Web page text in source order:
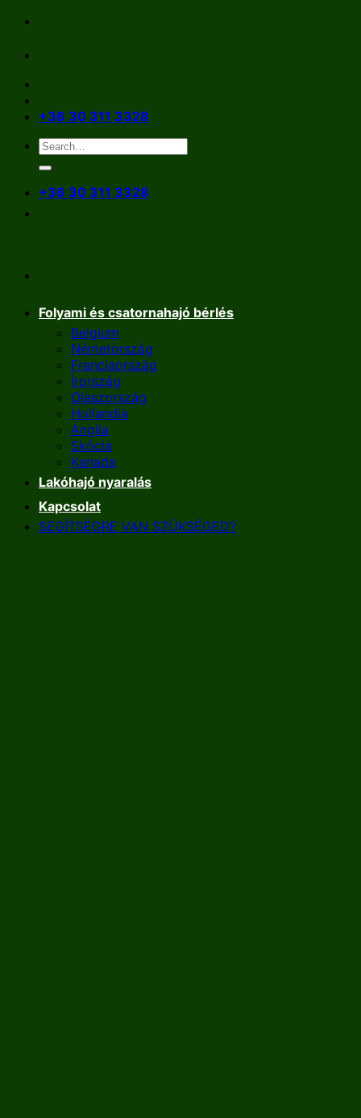
Skip
content
+36 30 311 3328
+36 30 311 3328
Folyami és csatornahajó bérlés
Belgium
Németország
Franciaország
Írország
Olaszország
Hollandia
Anglia
Skócia
Kanada
Lakóhajó nyaralás
Kapcsolat
SEGÍTSÉGRE VAN SZÜKSÉGED?